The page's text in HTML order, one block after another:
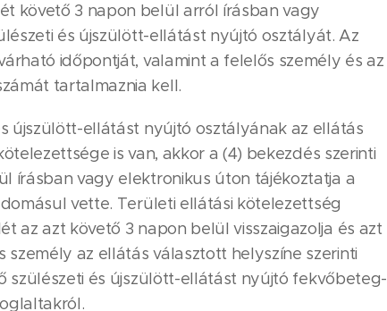
követő 3 napon belül arról írásban vagy
és újszülött-ellátást nyújtó osztályát. Az
időpontját, valamint a felelős személy és az
tartalmaznia kell.
újszülött-ellátást nyújtó osztályának az ellátás
is van, akkor a (4) bekezdés szerinti
írásban vagy elektronikus úton tájékoztatja a
vette. Területi ellátási kötelezettség
az azt követő 3 napon belül visszaigazolja és azt
az ellátás választott helyszíne szerinti
és újszülött-ellátást nyújtó fekvőbeteg-